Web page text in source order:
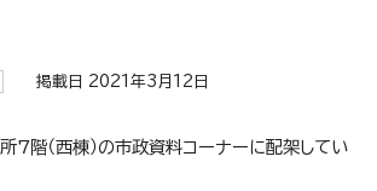
掲載日 2021年3月12日
7階（西棟）の市政資料コーナーに配架してい